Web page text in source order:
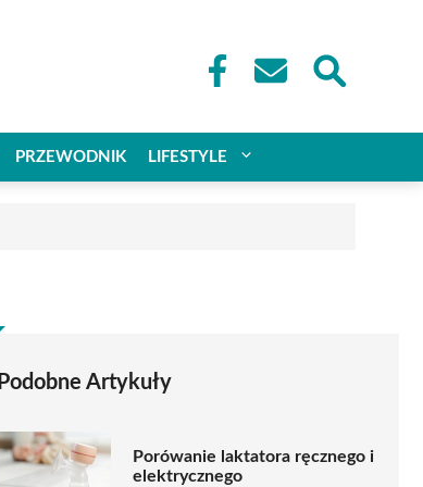
PRZEWODNIK LIFESTYLE
Podobne Artykuły
Porówanie laktatora ręcznego i
elektrycznego